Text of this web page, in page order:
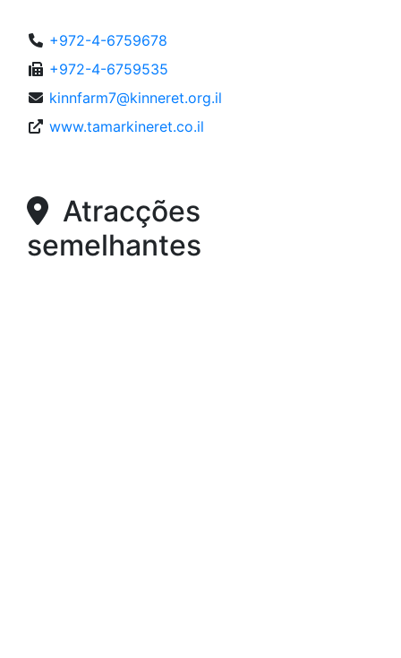
+972-4-6759678
+972-4-6759535
kinnfarm7@kinneret.org.il
www.tamarkineret.co.il
Atracções
semelhantes